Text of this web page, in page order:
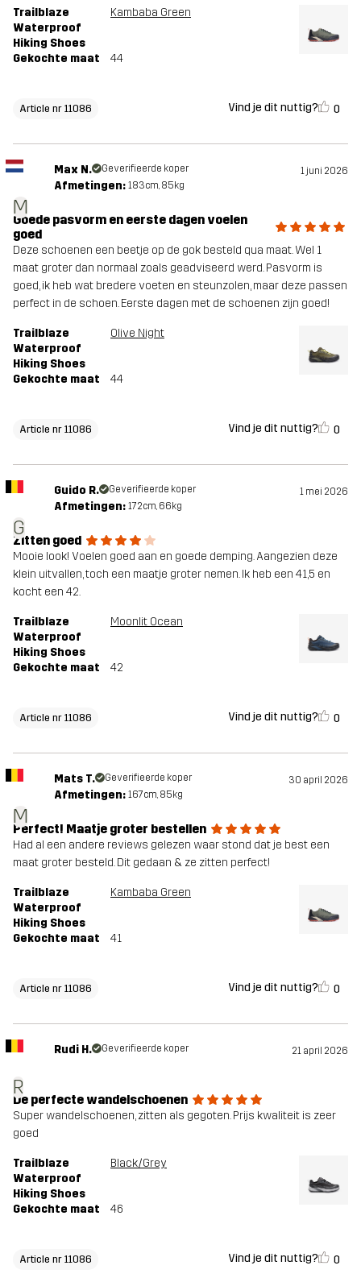
Trailblaze
Waterproof
Hiking Shoes
Kambaba Green
Gekochte maat 44
Article nr 11086 Vind je dit nuttig? 0
M
Max N. Geverifieerde koper 1 juni 2026
Afmetingen: 183cm, 85kg
Goede pasvorm en eerste dagen voelen
goed
Deze schoenen een beetje op de gok besteld qua maat. Wel 1
maat groter dan normaal zoals geadviseerd werd. Pasvorm is
goed, ik heb wat bredere voeten en steunzolen, maar deze passen
perfect in de schoen. Eerste dagen met de schoenen zijn goed!
Trailblaze
Waterproof
Hiking Shoes
Olive Night
Gekochte maat 44
Article nr 11086 Vind je dit nuttig? 0
G
Guido R. Geverifieerde koper 1 mei 2026
Afmetingen: 172cm, 66kg
Zitten goed
Mooie look! Voelen goed aan en goede demping. Aangezien deze
klein uitvallen, toch een maatje groter nemen. Ik heb een 41,5 en
kocht een 42.
Trailblaze
Waterproof
Hiking Shoes
Moonlit Ocean
Gekochte maat 42
Article nr 11086 Vind je dit nuttig? 0
M
Mats T. Geverifieerde koper 30 april 2026
Afmetingen: 167cm, 85kg
Perfect! Maatje groter bestellen
Had al een andere reviews gelezen waar stond dat je best een
maat groter besteld. Dit gedaan & ze zitten perfect!
Trailblaze
Waterproof
Hiking Shoes
Kambaba Green
Gekochte maat 41
Article nr 11086 Vind je dit nuttig? 0
R
Rudi H. Geverifieerde koper 21 april 2026
De perfecte wandelschoenen
Super wandelschoenen, zitten als gegoten. Prijs kwaliteit is zeer
goed
Trailblaze
Waterproof
Hiking Shoes
Black/Grey
Gekochte maat 46
Article nr 11086 Vind je dit nuttig? 0